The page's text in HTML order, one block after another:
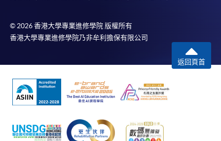
© 2026 香港大學專業進修學院 版權所有
香港大學專業進修學院乃非牟利擔保有限公司
返回頁首